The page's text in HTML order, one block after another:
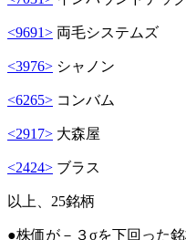
<9691> 両毛シス
<3976> シャノ
<6265> コンバ
<2917> 大森
<2424> ブラ
以上、25銘柄
●株価が－３σを下回った